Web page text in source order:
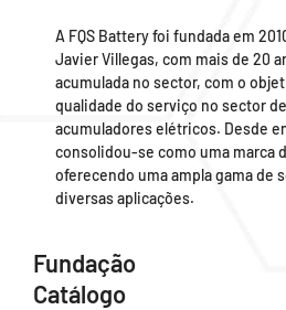
A FQS Battery foi fundada em
Javier Villegas, com mais de 20
acumulada no sector, com o
qualidade do serviço no sector
acumuladores elétricos. Desde
consolidou-se como uma marca
oferecendo uma ampla gama de
diversas aplicações.
Fundação
Catálogo